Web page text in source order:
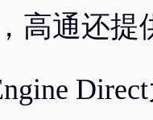
高通还